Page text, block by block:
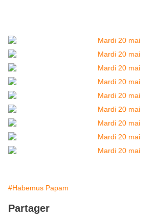
#Habemus Papam
Partager